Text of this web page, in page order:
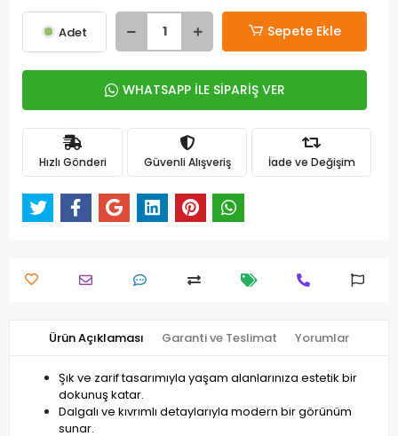
Adet Sepete Ekle
WHATSAPP İLE SİPARİŞ VER
Hızlı Gönderi Güvenli Alışveriş İade ve Değişim
Ürün Açıklaması Garanti ve Teslimat Yorumlar
Şık ve zarif tasarımıyla yaşam alanlarınıza estetik bir
dokunuş katar.
Dalgalı ve kıvrımlı detaylarıyla modern bir görünüm
sunar.